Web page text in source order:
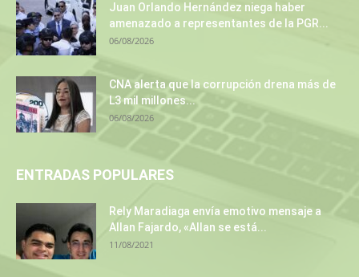
Juan Orlando Hernández niega haber
amenazado a representantes de la PGR...
06/08/2026
CNA alerta que la corrupción drena más de
L3 mil millones...
06/08/2026
ENTRADAS POPULARES
Rely Maradiaga envía emotivo mensaje a
Allan Fajardo, «Allan se está...
11/08/2021